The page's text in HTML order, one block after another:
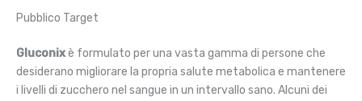
Pubblico Target
Gluconixè formulato per una vasta gamma di persone che
desiderano migliorare la propria salute metabolica e mantenere
i livelli di zucchero nel sangue in un intervallo sano. Alcuni dei